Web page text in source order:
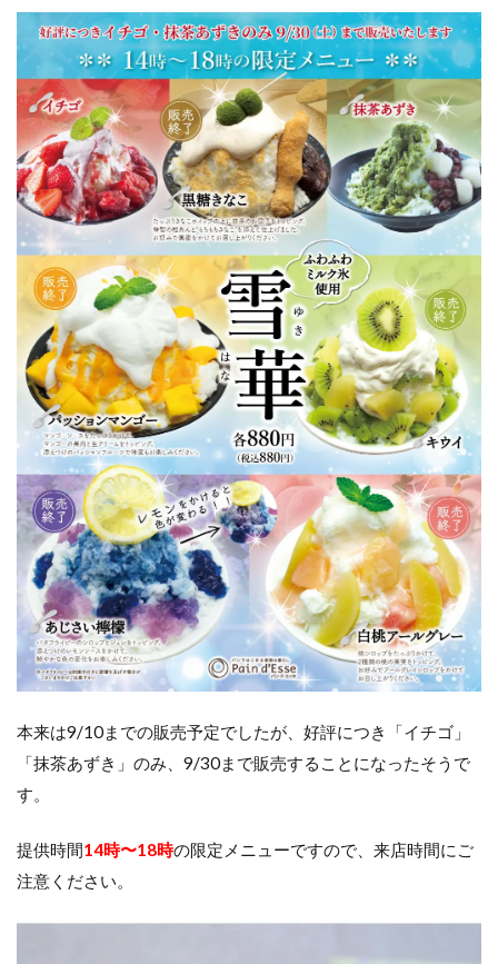
本来は9/10までの販売予定でしたが、好評につき「イチゴ」
「抹茶あずき」のみ、9/30まで販売することになったそうで
す。
提供時間14時〜18時の限定メニューですので、来店時間にご
注意ください。